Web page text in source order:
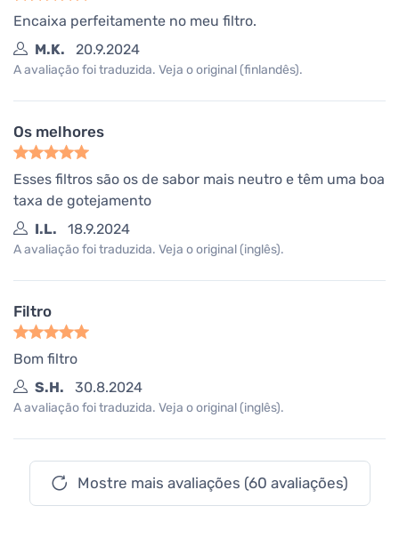
Encaixa perfeitamente no meu filtro.
M.K.
20.9.2024
A avaliação foi traduzida. Veja o original (finlandês).
Os melhores
Esses filtros são os de sabor mais neutro e têm uma boa
taxa de gotejamento
I.L.
18.9.2024
A avaliação foi traduzida. Veja o original (inglês).
Filtro
Bom filtro
S.H.
30.8.2024
A avaliação foi traduzida. Veja o original (inglês).
Mostre mais avaliações (60 avaliações)